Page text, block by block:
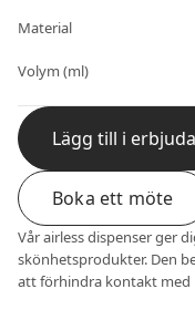
Material
Volym (ml)
Lägg till i
Boka ett möte
Vår airless dispenser ger
skönhetsprodukter. Den
att förhindra kontakt med